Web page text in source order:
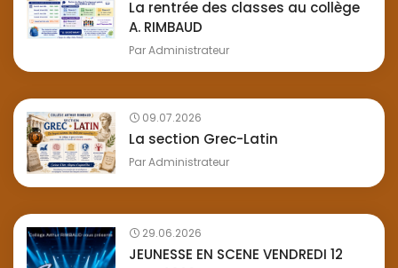
La rentrée des classes au collège
A. RIMBAUD
ParAdministrateur
09.07.2026
La section Grec-Latin
ParAdministrateur
29.06.2026
JEUNESSE EN SCENE VENDREDI 12